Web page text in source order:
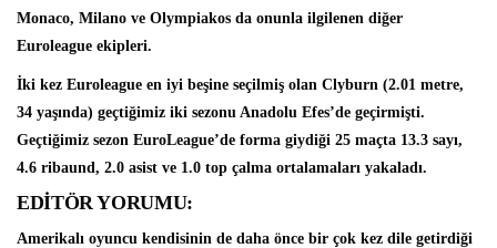
Monaco, Milano ve Olympiakos da onunla ilgilenen diğer
Euroleague ekipleri.
İki kez Euroleague en iyi beşine seçilmiş olan Clyburn (2.01 metre,
34 yaşında) geçtiğimiz iki sezonu Anadolu Efes’de geçirmişti.
Geçtiğimiz sezon EuroLeague’de forma giydiği 25 maçta 13.3 sayı,
4.6 ribaund, 2.0 asist ve 1.0 top çalma ortalamaları yakaladı.
EDİTÖR YORUMU:
Amerikalı oyuncu kendisinin de daha önce bir çok kez dile getirdiği